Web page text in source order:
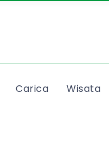
Carica Wisata